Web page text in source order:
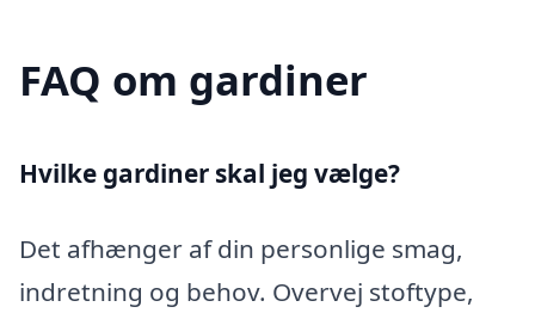
FAQ om gardiner
Hvilke gardiner skal jeg vælge?
Det afhænger af din personlige smag,
indretning og behov. Overvej stoftype,